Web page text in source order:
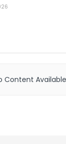
Content Available